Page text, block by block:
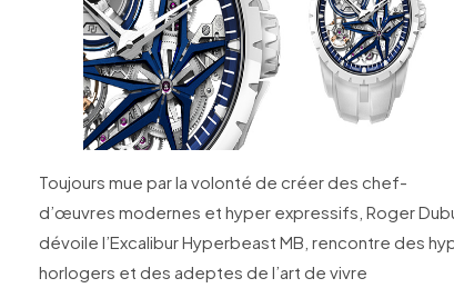
Toujours mue par la volonté de créer des chef-
d’œuvres modernes et hyper expressifs, Roger
dévoile l’Excalibur Hyperbeast MB, rencontre des
horlogers et des adeptes de l’art de vivre